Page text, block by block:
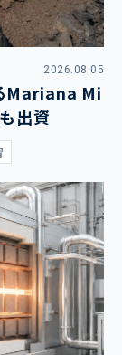
2026.08.05
Mariana Mi
出資